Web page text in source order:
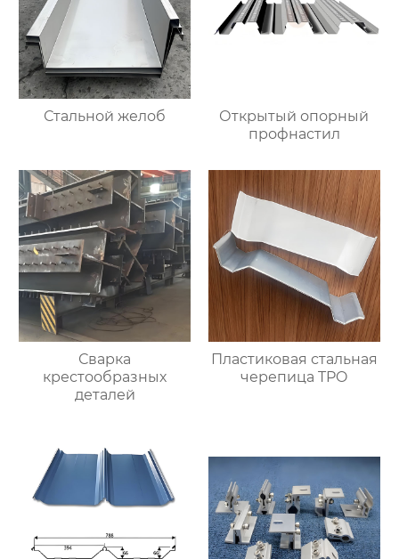
Стальной желоб
Открытый опорный
профнастил
Сварка
крестообразных
деталей
Пластиковая стальная
черепица TPO